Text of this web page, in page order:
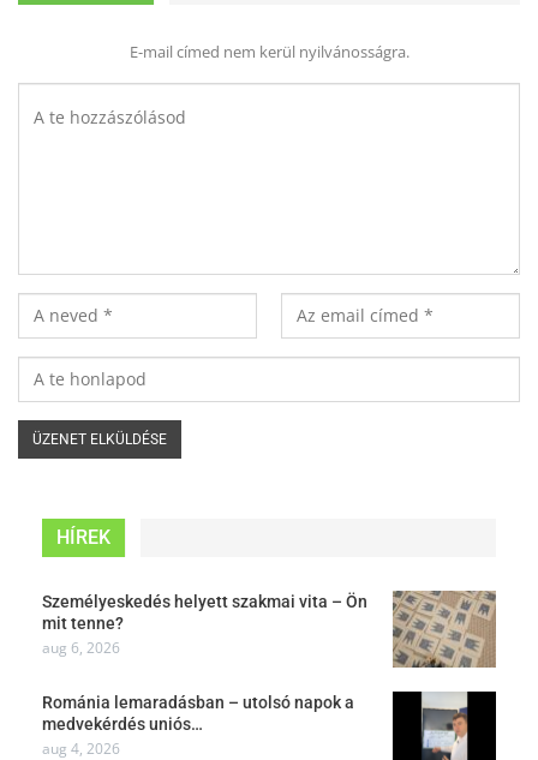
E-mail címed nem kerül nyilvánosságra.
HÍREK
Személyeskedés helyett szakmai vita – Ön
mit tenne?
aug 6, 2026
Románia lemaradásban – utolsó napok a
medvekérdés uniós…
aug 4, 2026